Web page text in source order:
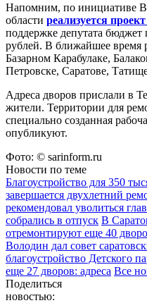
Напомним, по инициативе
области реализуется
поддержке депутата
рублей. В ближайшее время
Базарном Карабулаке,
Петровске, Саратове,
Адреса дворов прислали в
жители. Территории для
специально созданная
опубликуют.
Фото: © sarinform.ru
Новости по теме
Благоустройство для 350
завершается двухлетний
рекомендовал уволиться
собрались в отпуск В
отремонтируют еще 40
Володин дал совет
благоустройство Детского
еще 27 дворов: адреса Все
Поделиться
новостью: